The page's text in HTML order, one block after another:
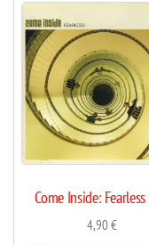
Come Inside: Fearless
4,90€